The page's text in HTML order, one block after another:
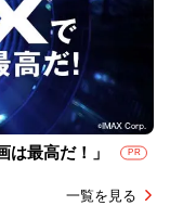
は最高だ！」 PR
一覧を見る